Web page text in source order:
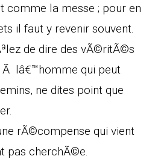
comme la messe ; pour en
il faut y revenir souvent.
de dire des vÃ©ritÃ©s
lâ€™homme qui peut
ne dites point que
rÃ©compense qui vient
pas cherchÃ©e.